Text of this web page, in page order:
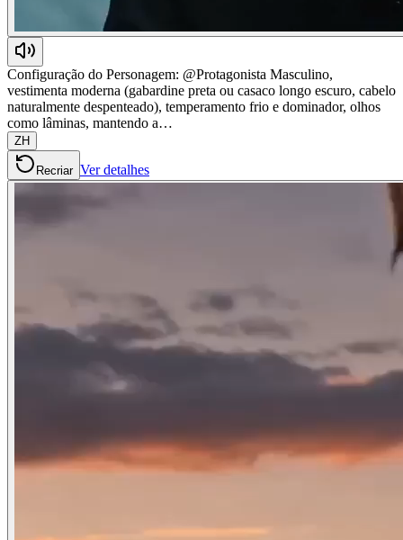
Configuração do Personagem: @Protagonista Masculino,
vestimenta moderna (gabardine preta ou casaco longo escuro, cabelo
naturalmente despenteado), temperamento frio e dominador, olhos
como lâminas, mantendo a…
ZH
Recriar Ver detalhes